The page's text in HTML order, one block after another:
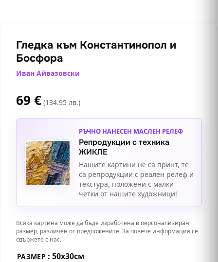
Гледка към Константинопол и
Босфора
Иван Айвазовски
69 € (134.95 лв.)
РЪЧНО НАНЕСЕН МАСЛЕН РЕЛЕФ
Репродукции с техника
ЖИКЛЕ
Нашите картини не са принт, те
са репродукции с реален релеф и
текстура, положени с малки
четки от нашите художници!
Всяка картина може да бъде изработена в персонализиран
размер, различен от предложените. За повече информация се
свържете с нас.
РАЗМЕР : 50х30см